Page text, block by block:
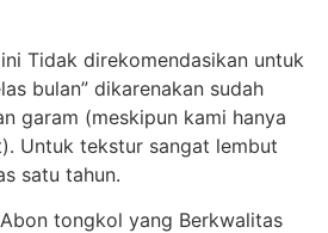
Tidak direkomendasikan untuk
bulan” dikarenakan sudah
garam (meskipun kami hanya
Untuk tekstur sangat lembut
satu tahun.
tongkol yang Berkwalitas